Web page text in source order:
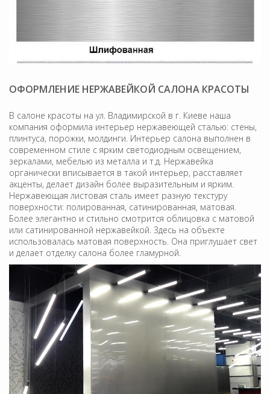
ОФОРМЛЕНИЕ НЕРЖАВЕЙКОЙ САЛОНА КРАСОТЫ
В салоне красоты на ул. Владимирской в г. Киеве наша
компания оформила интерьер нержавеющей сталью: стены,
плинтуса, порожки, молдинги. Интерьер салона выполнен в
современном стиле с ярким светодиодным освещением,
зеркалами, мебелью из металла и т.д. Нержавейка
органически вписывается в такой интерьер, расставляет
акценты, делает дизайн более выразительным и ярким.
Нержавеющая листовая сталь имеет разную текстуру
поверхности: полированная, сатинированная, матовая.
Более элегантно и стильно смотрится облицовка с матовой
или сатинированной нержавейкой. Здесь на объекте
использовалась матовая поверхность. Она приглушает свет
и делает отделку салона более гламурной.